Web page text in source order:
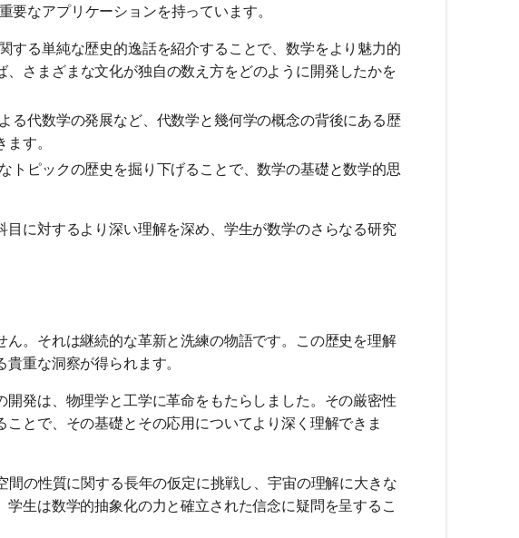
なアプリケーションを持っています。
する単純な歴史的逸話を紹介することで、数学をより魅力的
さまざまな文化が独自の数え方をどのように開発したかを
る代数学の発展など、代数学と幾何学の概念の背後にある歴
す。
トピックの歴史を掘り下げることで、数学の基礎と数学的思
に対するより深い理解を深め、学生が数学のさらなる研究
。それは継続的な革新と洗練の物語です。この歴史を理解
重な洞察が得られます。
発は、物理学と工学に革命をもたらしました。その厳密性
とで、その基礎とその応用についてより深く理解できま
の性質に関する長年の仮定に挑戦し、宇宙の理解に大きな
生は数学的抽象化の力と確立された信念に疑問を呈するこ